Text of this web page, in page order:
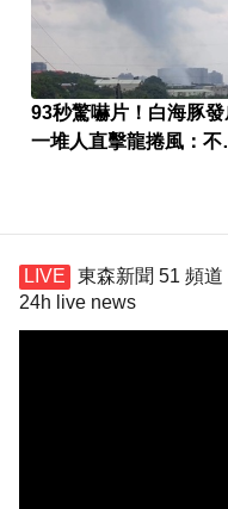
93秒驚嚇片！白海豚發
一堆人直擊龍捲風：不
東森新聞 51 頻
24h live news